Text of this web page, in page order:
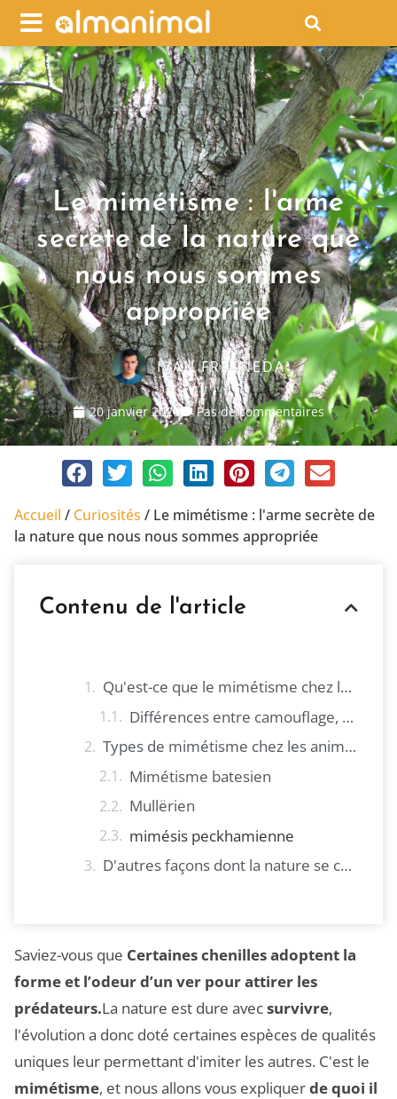
Le mimétisme : l'arme
secrète de la nature que
nous nous sommes
appropriée
IVÁN FRESNEDA
20 janvier 2020 Pas de commentaires
Accueil / Curiosités / Le mimétisme : l'arme secrète de
la nature que nous nous sommes appropriée
Contenu de l'article
Qu'est-ce que le mimétisme chez les animaux ?
Différences entre camouflage, aposématisme et mimétisme
Types de mimétisme chez les animaux
Mimétisme batesien
Mullërien
mimésis peckhamienne
D'autres façons dont la nature se cache et qui vous surprendront
Saviez-vous que Certaines chenilles adoptent la
forme et l’odeur d’un ver pour attirer les
prédateurs.La nature est dure avecsurvivre,
l'évolution a donc doté certaines espèces de qualités
uniques leur permettant d'imiter les autres. C'est le
mimétisme, et nous allons vous expliquerde quoi il